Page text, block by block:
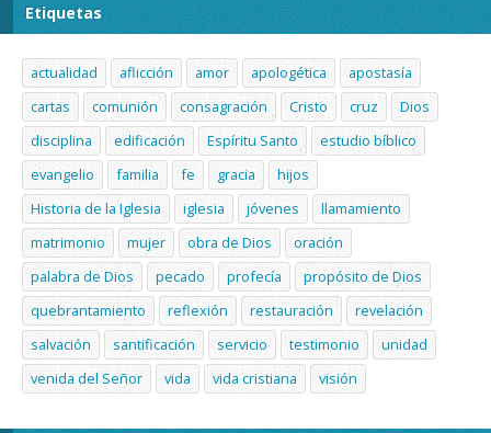
Etiquetas
actualidad aflicción amor apologética
apostasía
cartas
comunión consagración Cristo cruz
Dios
disciplina
edificación Espíritu Santo
estudio bíblico
evangelio
familia fe gracia
hijos
Historia de la Iglesia
iglesia jóvenes
llamamiento
matrimonio
mujer obra de Dios
oración
palabra de Dios
pecado profecía
propósito de Dios
quebrantamiento
reflexión restauración
revelación
salvación
santificación servicio testimonio
unidad
venida del Señor
vida vida cristiana visión